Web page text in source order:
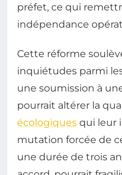
préfet, ce qui
indépendance
Cette réforme
inquiétudes parmi
une soumission à
pourrait altérer la
écologiques qui leur
mutation forcée de
une durée de trois